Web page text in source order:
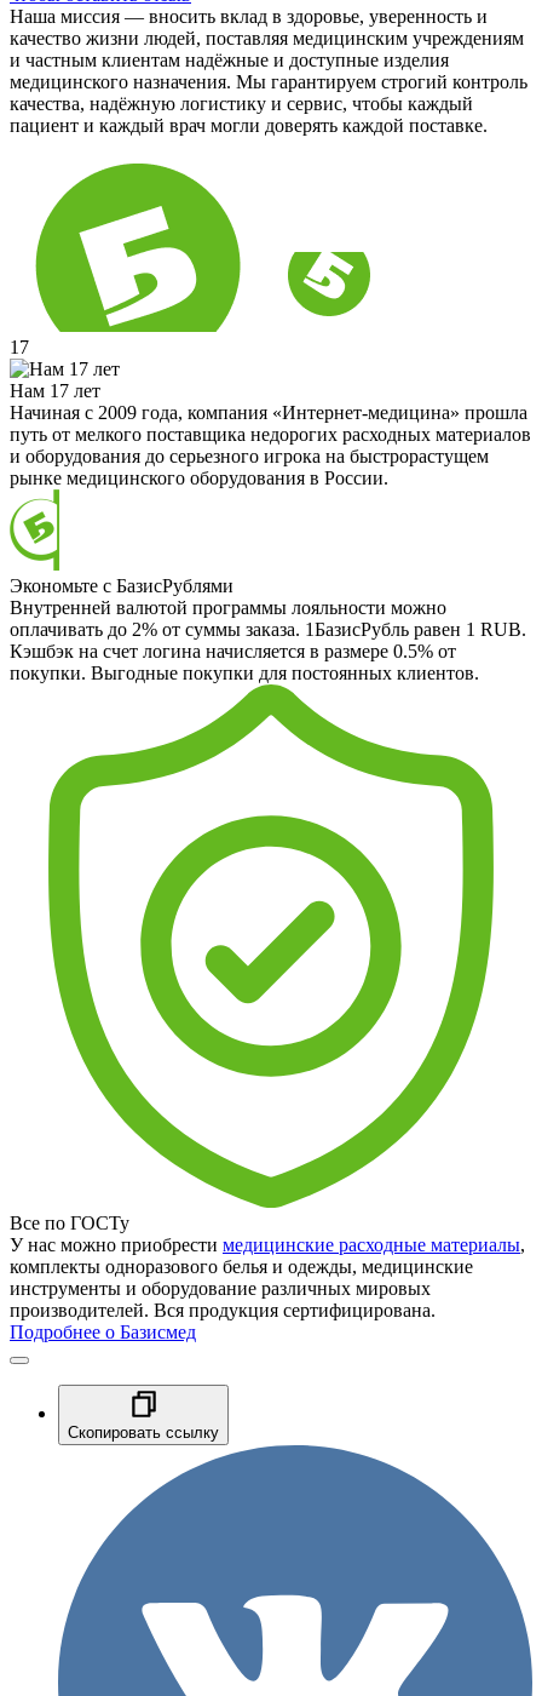
Наша миссия — вносить вклад в здоровье, уверенность и
качество жизни людей, поставляя медицинским учреждениям
и частным клиентам надёжные и доступные изделия
медицинского назначения. Мы гарантируем строгий контроль
качества, надёжную логистику и сервис, чтобы каждый
пациент и каждый врач могли доверять каждой поставке.
17
Нам 17 лет
Начиная с 2009 года, компания «Интернет-медицина» прошла
путь от мелкого поставщика недорогих расходных материалов
и оборудования до серьезного игрока на быстрорастущем
рынке медицинского оборудования в России.
Экономьте с БазисРублями
Внутренней валютой программы лояльности можно
оплачивать до 2% от суммы заказа. 1БазисРубль равен 1 RUB.
Кэшбэк на счет логина начисляется в размере 0.5% от
покупки. Выгодные покупки для постоянных клиентов.
Все по ГОСТу
У нас можно приобрести медицинские расходные материалы,
комплекты одноразового белья и одежды, медицинские
инструменты и оборудование различных мировых
производителей. Вся продукция сертифицирована.
Подробнее о Базисмед
Скопировать ссылку